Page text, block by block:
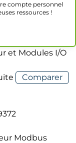
compte personnel
ressources !
et Modules I/O
Comparer
Modbus